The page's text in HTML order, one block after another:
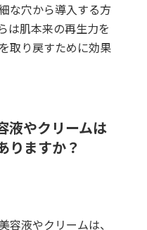
な穴から導入する方
は肌本来の再生力を
取り戻すために効果
液やクリームは
りますか？
容液やクリームは、